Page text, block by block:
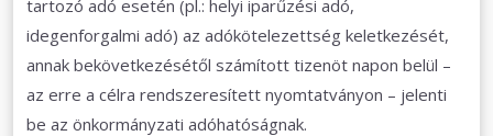
tartozó adó esetén (pl.: helyi iparűzési adó,
idegenforgalmi adó) az adókötelezettség keletkezését,
annak bekövetkezésétől számított tizenöt napon belül –
az erre a célra rendszeresített nyomtatványon – jelenti
be az önkormányzati adóhatóságnak.